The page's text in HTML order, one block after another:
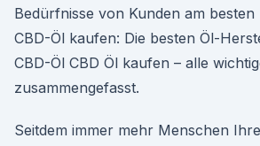
Bedürfnisse von Kunden am
CBD-Öl kaufen: Die besten Öl-
CBD-Öl CBD Öl kaufen – alle
zusammengefasst.
Seitdem immer mehr Menschen